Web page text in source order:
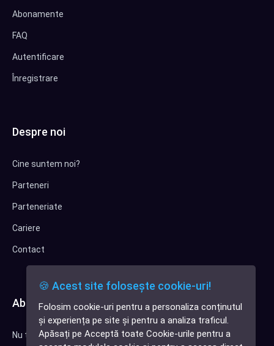
✕
Cauți o aplicație
software?
Abonamente
FAQ
Autentificare
Înregistrare
Despre noi
Cine suntem noi?
Parteneri
Parteneriate
Cariere
Contact
Abonează-te la newsletter
Nu trimitem spam, deci nu îți face griji.
🍪 Acest site folosește cookie-uri!
Folosim cookie-uri pentru a personaliza conținutul
și experiența pe site și pentru a analiza traficul.
Apăsați pe Acceptă toate Cookie-urile pentru a